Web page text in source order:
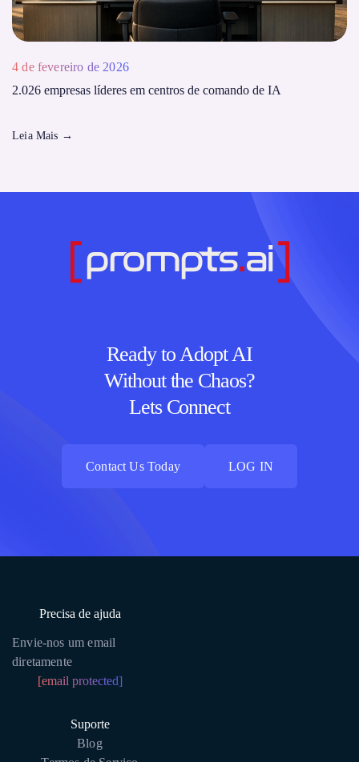
4 de fevereiro de 2026
2.026 empresas líderes em centros de comando de IA
Leia Mais →
Ready to Adopt AI
Without the Chaos?
Lets Connect
Contact Us Today
LOG IN
Precisa de ajuda
Envie-nos um email
diretamente
[email protected]
Suporte
Blog